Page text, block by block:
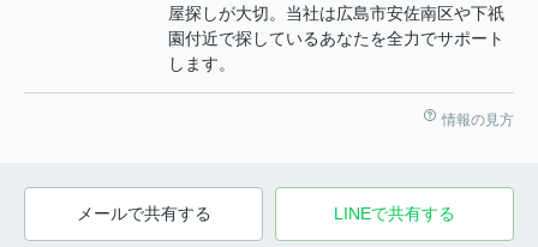
屋探しが大切。当社は広島市安佐南区や下祇
園付近で探しているあなたを全力でサポート
します。
情報の見方
メールで共有する LINEで共有する